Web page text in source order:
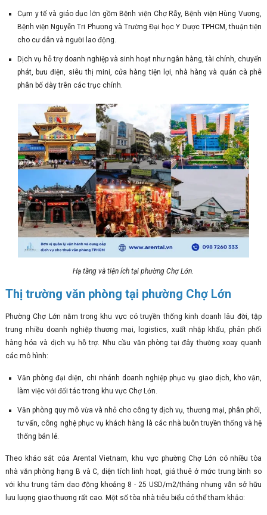
Cụm y tế và giáo dục lớn gồm Bệnh viện Chợ Rẫy, Bệnh viện Hùng Vương,
Bệnh viện Nguyễn Tri Phương và Trường Đại học Y Dược TPHCM, thuận tiện
cho cư dân và người lao động.
Dịch vụ hỗ trợ doanh nghiệp và sinh hoạt như ngân hàng, tài chính, chuyển
phát, bưu điện, siêu thị mini, cửa hàng tiện lợi, nhà hàng và quán cà phê
phân bố dày trên các trục chính.
Hạ tầng và tiện ích tại phường Chợ Lớn.
Thị trường văn phòng tại phường Chợ Lớn
Phường Chợ Lớn nằm trong khu vực có truyền thống kinh doanh lâu đời, tập
trung nhiều doanh nghiệp thương mại, logistics, xuất nhập khẩu, phân phối
hàng hóa và dịch vụ hỗ trợ. Nhu cầu văn phòng tại đây thường xoay quanh
các mô hình:
Văn phòng đại diện, chi nhánh doanh nghiệp phục vụ giao dịch, kho vận,
làm việc với đối tác trong khu vực Chợ Lớn.
Văn phòng quy mô vừa và nhỏ cho công ty dịch vụ, thương mại, phân phối,
tư vấn, công nghệ phục vụ khách hàng là các nhà buôn truyền thống và hệ
thống bán lẻ.
Theo khảo sát của Arental Vietnam, khu vực phường Chợ Lớn có nhiều tòa
nhà văn phòng hạng B và C, diện tích linh hoạt, giá thuê ở mức trung bình so
với khu trung tâm dao động khoảng 8 - 25 USD/m2/tháng nhưng vẫn sở hữu
lưu lượng giao thương rất cao. Một số tòa nhà tiêu biểu có thể tham khảo: